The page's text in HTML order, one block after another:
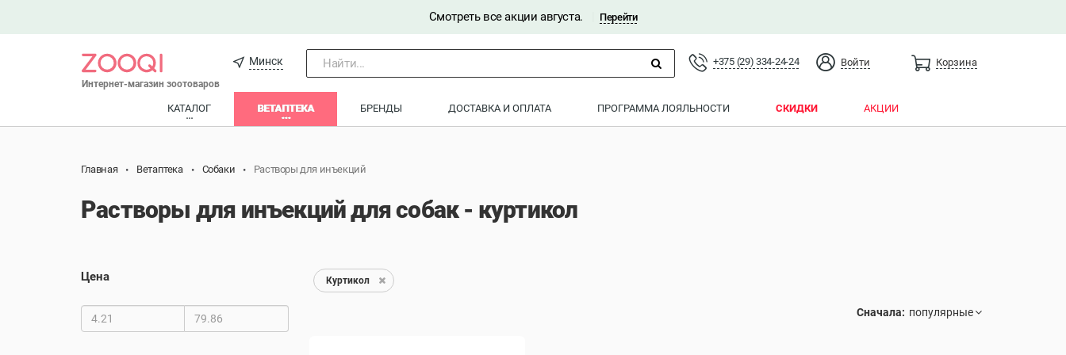
Смотреть все акции августа. Перейти
Интернет-магазин зоотоваров
Минск Найти... +375 (29) 334-24-24 Войти Корзина
КАТАЛОГ ВЕТАПТЕКА БРЕНДЫ ДОСТАВКА И ОПЛАТА ПРОГРАММА ЛОЯЛЬНОСТИ СКИДКИ АКЦИИ
Главная Ветаптека Собаки Растворы для инъекций
Растворы для инъекций для собак - куртикол
Цена Куртикол
Сначала: